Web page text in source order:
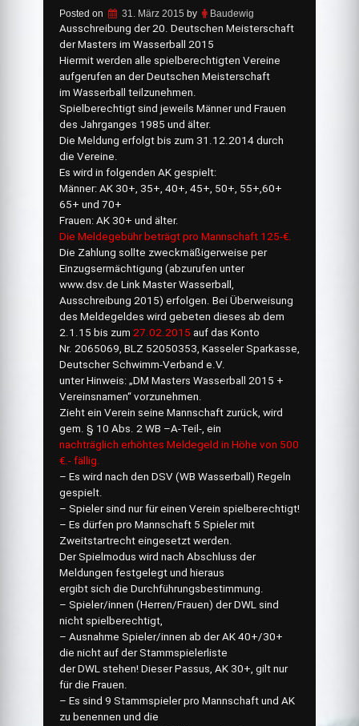
Posted on 31. März 2015 by Baudewig
Ausschreibung der 20. Deutschen Meisterschaft
der Masters im Wasserball 2015
Hiermit werden alle spielberechtigten Vereine
aufgerufen an der Deutschen Meisterschaft
im Wasserball teilzunehmen.
Spielberechtigt sind jeweils Männer und Frauen
des Jahrganges 1985 und älter.
Die Meldung erfolgt bis zum 31.12.2014 durch
die Vereine.
Es wird in folgenden AK gespielt:
Männer: AK 30+, 35+, 40+, 45+, 50+, 55+,60+
65+ und 70+
Frauen: AK 30+ und älter.
Die Meldegebühr beträgt pro Mannschaft 125-€.
Die Zahlung sollte zweckmäßigerweise per
Einzugsermächtigung (abzurufen unter
www.dsv.de Link Master Wasserball,
Ausschreibung 2015) erfolgen. Bei Überweisung
des Meldegeldes wird gebeten dieses ab dem
2.1.15 bis zum 27.02.2015 auf das Konto
Nr. 2065069, BLZ 52050353, Kasseler Sparkasse,
Deutscher Schwimm-Verband e.V.
unter Hinweis: „DM Masters Wasserball 2015 +
Vereinsnamen“ vorzunehmen.
Zieht ein Verein seine Mannschaft zurück, wird
gem. § 10 Abs. 2 WB –A-Teil-, ein
nachträglich erhöhtes Meldegeld in Höhe von 500
€.- fällig.
– Es wird nach den DSV (WB Wasserball) Regeln
gespielt.
– Spieler sind nur für einen Verein spielberechtigt!
– Es dürfen pro Mannschaft 5 Spieler mit
Zweitstartrecht eingesetzt werden.
Der Spielmodus wird nach Abschluss der
Meldungen festgelegt und hieraus
ergibt sich die Durchführungsbestimmung.
– Spieler/innen (Herren/Frauen) der DWL sind
nicht spielberechtigt,
– Ausnahme Spieler/innen ab der AK 40+/30+
die nicht auf der Stammspielerliste
der DWL stehen! Dieser Passus, AK 30+, gilt nur
für die Frauen.
– Es sind 9 Stammspieler pro Mannschaft und AK
zu benennen und die